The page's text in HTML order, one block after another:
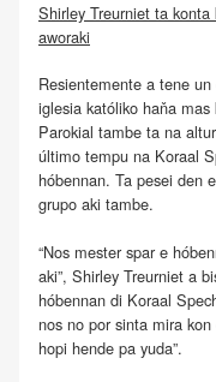
Shirley Treurniet ta
aworaki
Resientemente a tene
iglesia katóliko haňa
Parokial tambe ta na
último tempu na Koraal
hóbennan. Ta pesei den
grupo aki tambe.
“Nos mester spar e
aki”, Shirley Treurniet a
hóbennan di Koraal
nos no por sinta mira
hopi hende pa yuda”.